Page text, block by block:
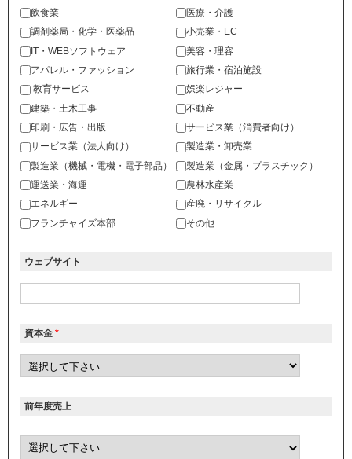
飲食業
医療・介護
調剤薬局・化学・医薬品
小売業・EC
IT・WEBソフトウェア
美容・理容
アパレル・ファッション
旅行業・宿泊施設
教育サービス
娯楽レジャー
建築・土木工事
不動産
印刷・広告・出版
サービス業（消費者向け）
サービス業（法人向け）
製造業・卸売業
製造業（機械・電機・電子部品）
製造業（金属・プラスチック）
運送業・海運
農林水産業
エネルギー
産廃・リサイクル
フランチャイズ本部
その他
ウェブサイト
資本金 *
前年度売上